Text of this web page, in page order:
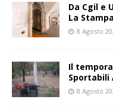
Da Cgil e
La Stampa
8 Agosto
Il
Sportabili
8 Agosto